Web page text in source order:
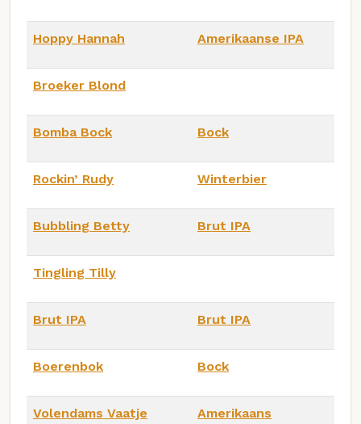
Hoppy Hannah Amerikaanse IPA
Broeker Blond
Bomba Bock Bock
Rockin’ Rudy Winterbier
Bubbling Betty Brut IPA
Tingling Tilly
Brut IPA Brut IPA
Boerenbok Bock
Volendams Vaatje
Amerikaans